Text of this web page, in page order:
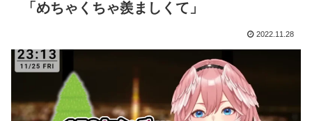
「めちゃくちゃ羨ましくて」
2022.11.28